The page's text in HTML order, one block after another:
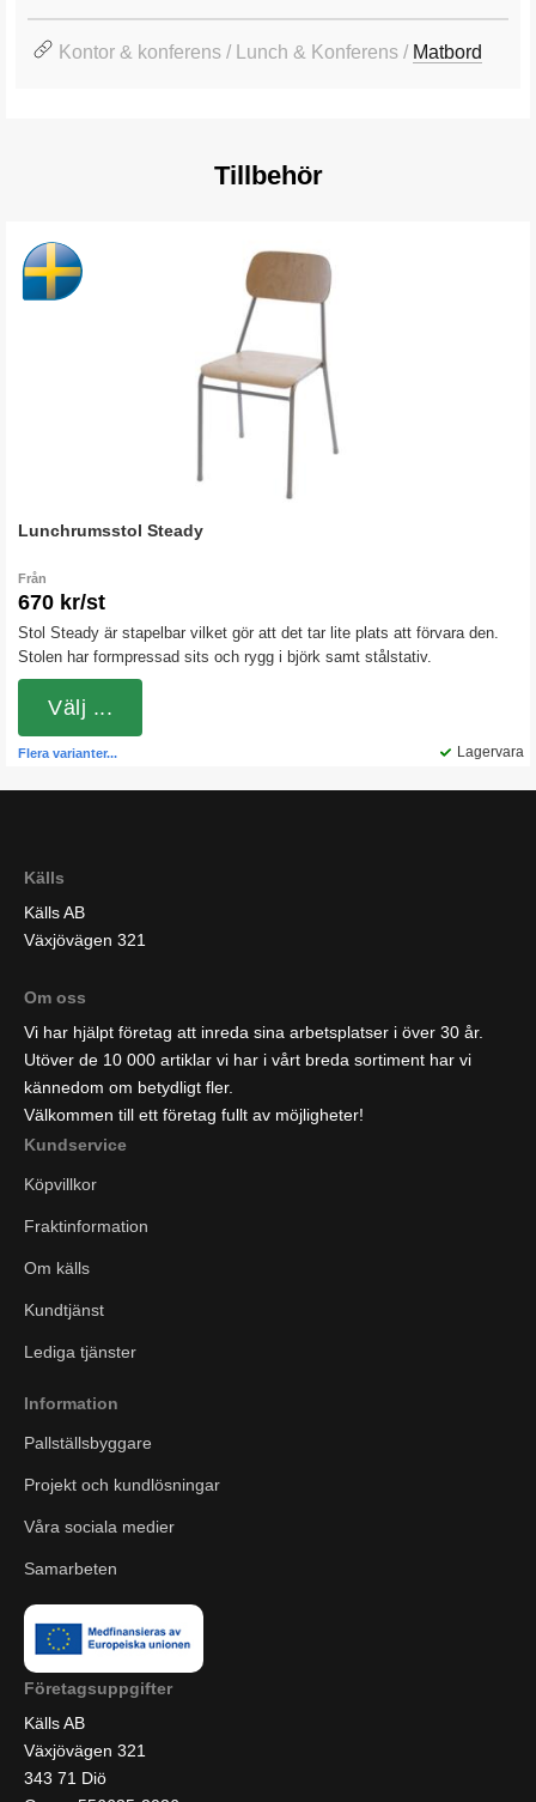
Kontor & konferens / Lunch & Konferens / Matbord
Tillbehör
Lunchrumsstol Steady
Från
670 kr/st
Stol Steady är stapelbar vilket gör att det tar lite plats att förvara den.
Stolen har formpressad sits och rygg i björk samt stålstativ.
Lagervara
Flera varianter...
Välj ...
Källs
Källs AB
Växjövägen 321
Om oss
Vi har hjälpt företag att inreda sina arbetsplatser i över 30 år.
Utöver de 10 000 artiklar vi har i vårt breda sortiment har vi
kännedom om betydligt fler.
Välkommen till ett företag fullt av möjligheter!
Kundservice
Köpvillkor
Fraktinformation
Om källs
Kundtjänst
Lediga tjänster
Information
Pallställsbyggare
Projekt och kundlösningar
Våra sociala medier
Samarbeten
Företagsuppgifter
Källs AB
Växjövägen 321
343 71 Diö